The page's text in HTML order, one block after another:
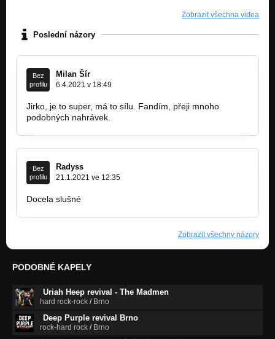
Id Love To Change The World - Boss Micro BR
Nezařazeno
Nezařazeno
Heart Of Gold - Boss Micro BR
Nezařazeno
Nezařazeno
Have You Ever Seen The Rain - Zoom R 24
Nezařazeno
Zobrazit všechna videa
Poslední názory
Bez
profilu
Milan Šír
6.4.2021 v 18:49
Jirko, je to super, má to sílu. Fandím, přeji mnoho
podobných nahrávek.
Bez
profilu
Radyss
21.1.2021 ve 12:35
Docela slušné
Zobrazit všechny názory
PODOBNÉ KAPELY
Uriah Heep revival - The Madmen
hard rock-rock / Brno
Deep Purple revival Brno
rock-hard rock / Brno